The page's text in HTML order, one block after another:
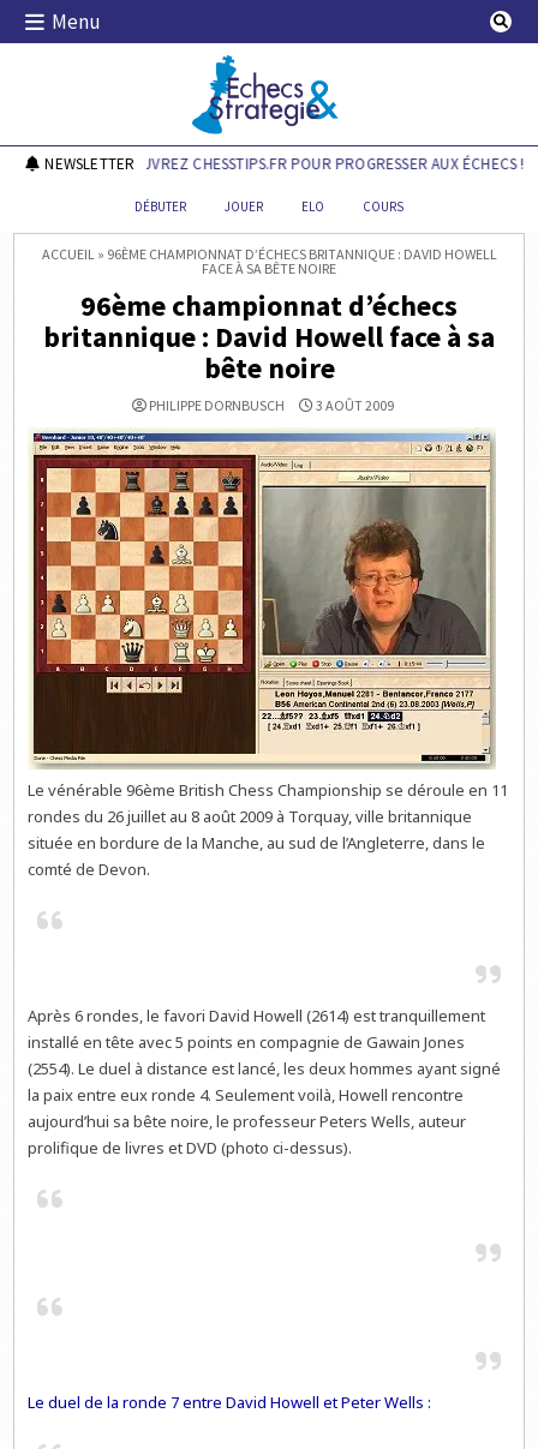
Skip
Menu
Echecs & Stratégie
NEWSLETTERDÉCOUVREZ CHESSTIPS.FR POUR PROGRESSER AUX ÉCHECS !
DÉBUTER JOUER ELO COURS
ACCUEIL» 96ÈME CHAMPIONNAT D’ÉCHECS BRITANNIQUE : DAVID HOWELL
FACE À SA BÊTE NOIRE
96ème championnat d’échecs
britannique : David Howell face à sa
bête noire
PHILIPPE DORNBUSCH 3 AOÛT 2009
Le vénérable 96ème British Chess Championship se déroule en 11
rondes du 26 juillet au 8 août 2009 à Torquay, ville britannique
située en bordure de la Manche, au sud de l’Angleterre, dans le
comté de Devon.
Après 6 rondes, le favori David Howell (2614) est tranquillement
installé en tête avec 5 points en compagnie de Gawain Jones
(2554). Le duel à distance est lancé, les deux hommes ayant signé
la paix entre eux ronde 4. Seulement voilà, Howell rencontre
aujourd’hui sa bête noire, le professeur Peters Wells, auteur
prolifique de livres et DVD (photo ci-dessus).
Le duel de la ronde 7 entre David Howell et Peter Wells :